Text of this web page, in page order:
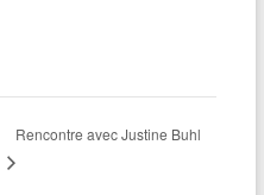
Rencontre avec Justine Buhl